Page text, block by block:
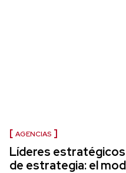
AGENCIAS
Líderes
de estrategia: el